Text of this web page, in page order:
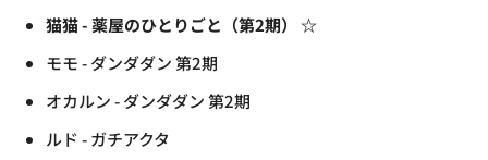
猫猫 - 薬屋のひとりごと（第2期） ☆
モモ - ダンダダン 第2期
オカルン - ダンダダン 第2期
ルド - ガチアクタ